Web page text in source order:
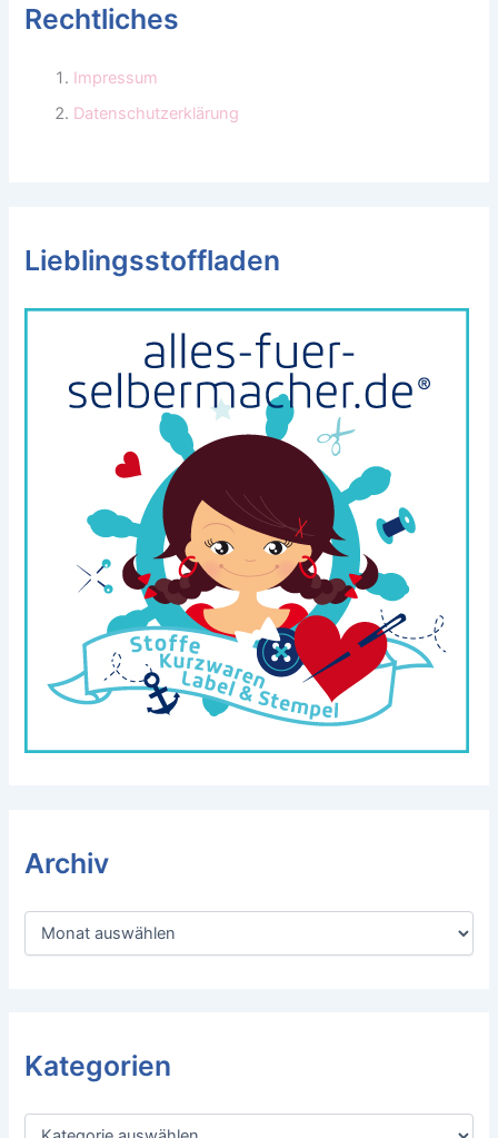
Rechtliches
Impressum
Datenschutzerklärung
Lieblingsstoffladen
Archiv
A
Kategorien
K